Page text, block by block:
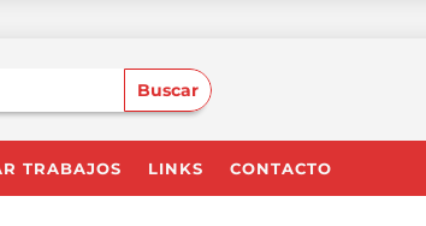
TRABAJOS LINKS CONTACTO